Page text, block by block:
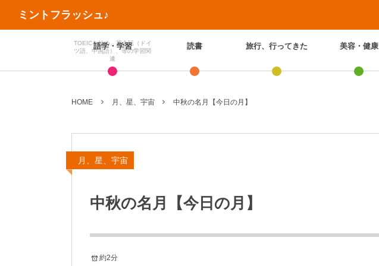
ミントフラッシュ♪
語学・学習
TOEICを始め、英会話（ドイ
ツ語、中国語）、等の学習関
連
読書 旅行、行ってきた 美容・健康
HOME 月、星、宇宙 中秋の名月【今日の月】
月、星、宇宙
中秋の名月【今日の月】
約2分